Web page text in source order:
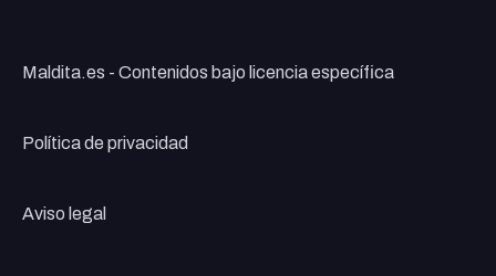
Maldita.es - Contenidos bajo licencia específica
Política de privacidad
Aviso legal